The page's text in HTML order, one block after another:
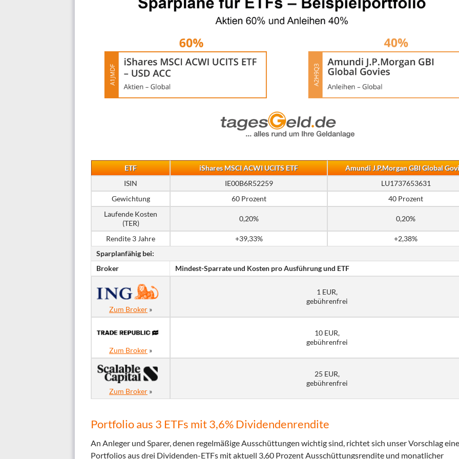
ETF iShares MSCI ACWI UCITS ETF
Amundi J.P.Morgan GBI Global
ISIN
IE00B6R52259
LU1737653631
Gewichtung
60 Prozent
40 Prozent
Laufende Kosten
(TER)
0,20% 0,20%
Rendite 3 Jahre +39,33%
+2,38%
Sparplanfähig bei:
Broker
Mindest-Sparrate und Kosten pro Ausführung und ETF
Zum Broker »
1 EUR,
gebührenfrei
Zum Broker »
10 EUR,
gebührenfrei
Zum Broker »
25 EUR,
gebührenfrei
Portfolio aus 3 ETFs mit 3,6% Dividendenrendite
An Anleger und Sparer, denen regelmäßige Ausschüttungen wichtig sind, richtet sich unser Vorschlag
Portfolios aus drei Dividenden-ETFs mit aktuell 3,60 Prozent Ausschüttungsrendite und monatlicher